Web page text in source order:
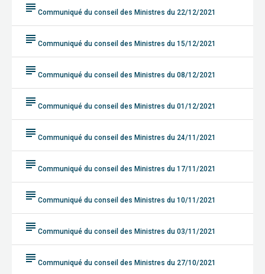
subject Communiqué du conseil des Ministres du 22/12/2021
subject Communiqué du conseil des Ministres du 15/12/2021
subject Communiqué du conseil des Ministres du 08/12/2021
subject Communiqué du conseil des Ministres du 01/12/2021
subject Communiqué du conseil des Ministres du 24/11/2021
subject Communiqué du conseil des Ministres du 17/11/2021
subject Communiqué du conseil des Ministres du 10/11/2021
subject Communiqué du conseil des Ministres du 03/11/2021
subject Communiqué du conseil des Ministres du 27/10/2021